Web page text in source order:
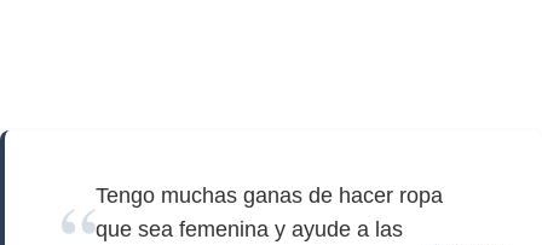
Tengo muchas ganas de hacer ropa
que sea femenina y ayude a las